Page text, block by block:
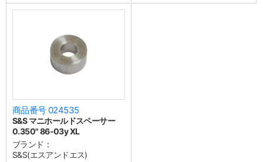
商品番号 024535
S&S マニホールドスペーサー
0.350" 86-03y XL
ブランド：
S&S(エスアンドエス)